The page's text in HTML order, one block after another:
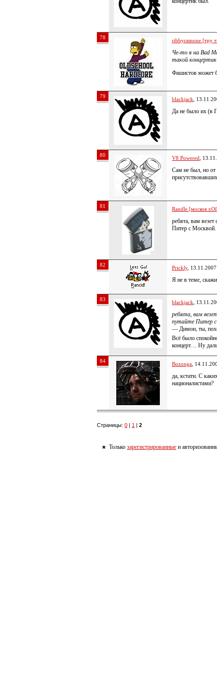
78 ribbyramone [тру
Че-то я на Bad
такой
Фашистов может
79 blackjack ,
Да не было их (в
80 V8 Powered ,
Сам не был, но от
81 Randle [москов
ребята, вам
Питер с Москвой.
82 Prickly,
Я не в теме,
83 blackjack ,
ребята, вам
путайте Питер
— Димон, ты,
Всё было
концерт… Ну
84 Bozonga ,
да, кстати. С
националистами?
Страницы: 0 | 1 | 2
Только зарегистрированные и